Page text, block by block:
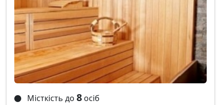
Місткість до 8 осіб